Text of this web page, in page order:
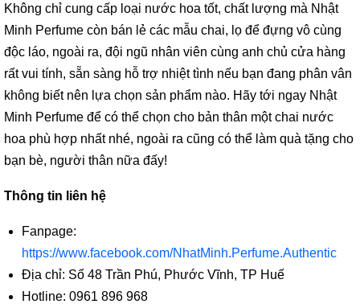
Không chỉ cung cấp loại nước hoa tốt, chất lượng mà Nhật
Minh Perfume còn bán lẻ các mẫu chai, lọ để đựng vô cùng
độc láo, ngoài ra, đội ngũ nhân viên cùng anh chủ cửa hàng
rất vui tính, sẵn sàng hỗ trợ nhiệt tình nếu bạn đang phân vân
không biết nên lựa chọn sản phẩm nào. Hãy tới ngay Nhật
Minh Perfume để có thể chọn cho bản thân một chai nước
hoa phù hợp nhất nhé, ngoài ra cũng có thể làm quà tặng cho
bạn bè, người thân nữa đấy!
Thông tin liên hệ
Fanpage:
https://www.facebook.com/NhatMinh.Perfume.Authentic
Địa chỉ: Số 48 Trần Phú, Phước Vĩnh, TP Huế
Hotline: 0961 896 968